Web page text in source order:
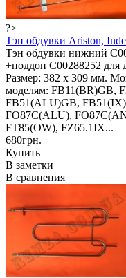
?>
Тэн обдувки Ariston,
Тэн обдувки нижний
+поддон C00288252 для
Размер: 382 x 309 мм.
моделям: FB11(BR)GB,
FB51(ALU)GB,
FO87C(ALU),
FT85(OW), FZ65.1IX...
680грн.
Купить
В заметки
В сравнения